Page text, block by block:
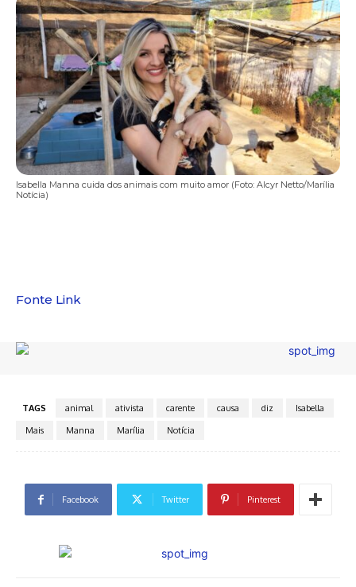
Isabella Manna cuida dos animais com muito amor (Foto: Alcyr Netto/Marília
Notícia)
Fonte Link
TAGS animal ativista carente causa diz
Isabella
Mais
Manna Marília Notícia
Facebook Twitter Pinterest